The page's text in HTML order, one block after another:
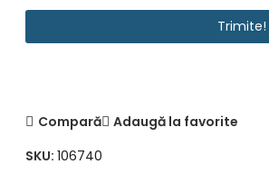
Contact
Compară
Adaugă la favorite
SKU: 106740